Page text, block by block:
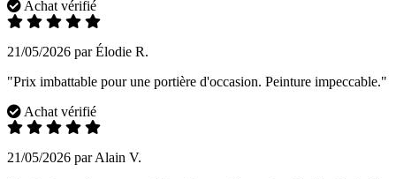
Achat vérifié
21/05/2026 par Élodie R.
"Prix imbattable pour une portière d'occasion. Peinture impeccable."
Achat vérifié
21/05/2026 par Alain V.